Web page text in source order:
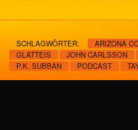
SCHLAGWÖRTER: ARIZONA
GLATTEIS
JOHN CARLSSON
P.K. SUBBAN
PODCAST